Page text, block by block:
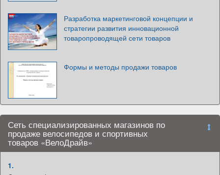
Разработка маркетинговой концепции и
стратегии развития инновационной
товаропроводящей сети товаров
Формы и методы продажи товаров
Сеть специализированных магазинов по
продаже велосипедов и спортивных
товаров «ВелоДрайв»
1.